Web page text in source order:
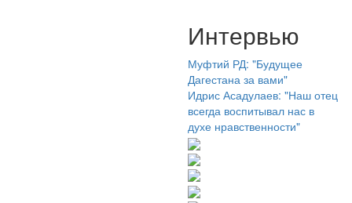
Интервью
Муфтий РД: "Будущее
Дагестана за вами"
Идрис Асадулаев: "Наш отец
всегда воспитывал нас в
духе нравственности"